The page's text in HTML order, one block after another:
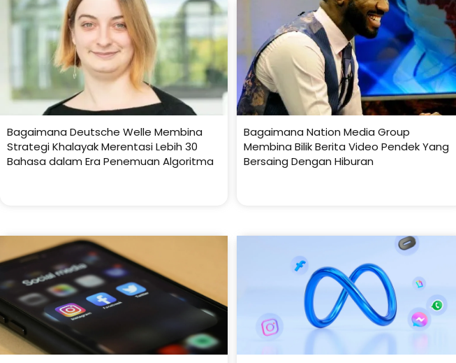
Bagaimana Deutsche Welle Membina
Strategi Khalayak Merentasi Lebih 30
Bahasa dalam Era Penemuan Algoritma
Bagaimana Nation Media Group
Membina Bilik Berita Video Pendek Yang
Bersaing Dengan Hiburan